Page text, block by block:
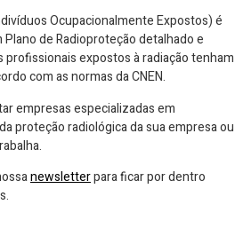
Ocupacionalmente Expostos) é
de Radioproteção detalhado e
expostos à radiação tenham
com as normas da CNEN.
empresas especializadas em
proteção radiológica da sua empresa ou
newsletterpara ficar por dentro